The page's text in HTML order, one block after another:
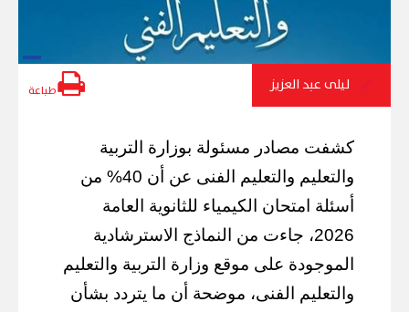
ليلى عبد العزيز طباعة
كشفت مصادر مسئولة بوزارة التربية
والتعليم والتعليم الفنى عن أن 40% من
أسئلة امتحان الكيمياء للثانوية العامة
2026، جاءت من النماذج الاسترشادية
الموجودة على موقع وزارة التربية والتعليم
والتعليم الفنى، موضحة أن ما يتردد بشأن